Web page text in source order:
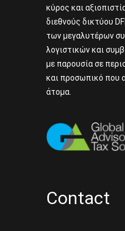
κύρος και
διεθνούς δικτύου
των μεγαλυτέρων
λογιστικών και
με παρουσία σε
και προσωπικό που
άτομα.
Contact